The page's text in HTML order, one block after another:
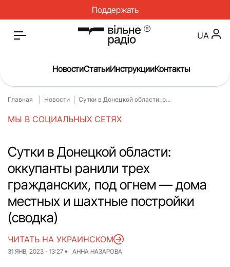
Поддержать
Главная
О нас
Инструкции
Спорт
Интервью
Досье
Репортаж
Блог
Проекты
Команда
Авторы
UA
НовостиСтатьиИнструкцииКонтакты
Главная Новости Сутки в Донецкой области: о...
МЫ В СОЦИАЛЬНЫХ СЕТЯХ
Сутки в Донецкой области:
оккупанты ранили трех
гражданских, под огнем — дома
местных и шахтные постройки
(сводка)
31 ЯНВ, 2023 - 13:27 АННА НАЗАРОВА
ЧИТАТЬ НА УКРАИНСКОМ